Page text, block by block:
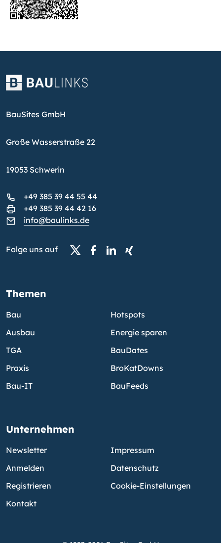
BauSites GmbH
Große Wasserstraße 22
19053 Schwerin
+49 385 39 44 55 44
+49 385 39 44 42 16
info@baulinks.de
Folge uns auf
Themen
Bau
Ausbau
TGA
Praxis
Bau-IT
Hotspots
Energie sparen
BauDates
BroKatDowns
BauFeeds
Unternehmen
Newsletter
Anmelden
Registrieren
Kontakt
Impressum
Datenschutz
Cookie-Einstellungen